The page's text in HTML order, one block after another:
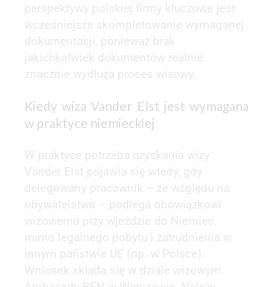
perspektywy polskiej firmy kluczowe jest
wcześniejsze skompletowanie wymaganej
dokumentacji, ponieważ brak
jakichkolwiek dokumentów realnie
znacznie wydłuża proces wizowy.
Kiedy wiza Vander Elst jest wymagana
w praktyce niemieckiej
W praktyce potrzeba uzyskania wizy
Vander Elst pojawia się wtedy, gdy
delegowany pracownik – ze względu na
obywatelstwo – podlega obowiązkowi
wizowemu przy wjeździe do Niemiec,
mimo legalnego pobytu i zatrudnienia w
innym państwie UE (np. w Polsce).
Wniosek składa się w dziale wizowym